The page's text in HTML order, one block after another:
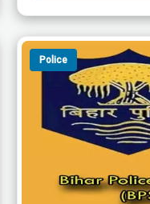
Police